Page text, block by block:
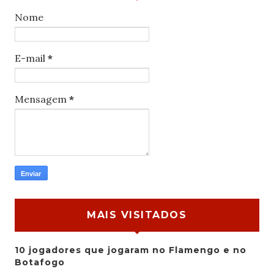
Nome
E-mail *
Mensagem *
MAIS VISITADOS
10 jogadores que jogaram no Flamengo e no
Botafogo